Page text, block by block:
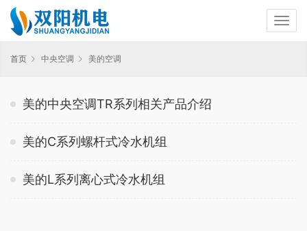
首页 中央空调 美的空调
美的中央空调TR系列相关产品介绍
美的C系列螺杆式冷水机组
美的L系列离心式冷水机组